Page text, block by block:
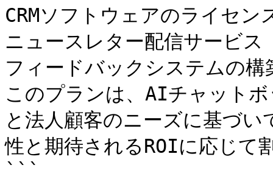
CRMソフトウェアのライセ
ニュースレター配信サービ
フィードバックシステムの
このプランは、AIチャット
と法人顧客のニーズに基づ
性と期待されるROIに応じて
```